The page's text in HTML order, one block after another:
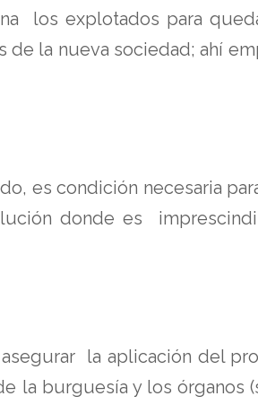
los explotados para
la nueva sociedad; ahí
es condición necesaria
donde es
la aplicación del
la burguesía y los